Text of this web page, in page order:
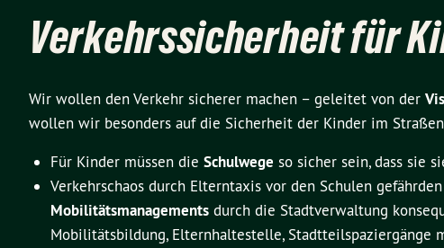
Verkehrssicherheit für
Wir wollen den Verkehr sicherer machen – geleitet von der
wollen wir besonders auf die Sicherheit der Kinder im
Für Kinder müssen die Schulwege so sicher sein, dass sie
Verkehrschaos durch Elterntaxis vor den Schulen
Mobilitätsmanagements durch die Stadtverwaltung
Mobilitätsbildung, Elternhaltestelle, Stadtteilspaziergänge